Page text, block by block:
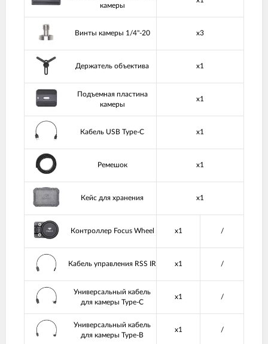
камеры
Винты камеры 1/4"-20 x3
Держатель объектива x1
Подъемная пластина
камеры
x1
Кабель USB Type-C x1
Ремешок x1
Кейс для хранения x1
Контроллер Focus Wheel x1 /
Кабель управления RSS IR x1 /
Универсальный кабель
для камеры Type-C
x1 /
Универсальный кабель
для камеры Type-B
x1 /